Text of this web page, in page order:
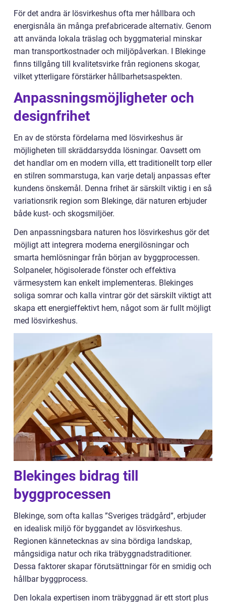
För det andra är lösvirkeshus ofta mer hållbara och
energisnåla än många prefabricerade alternativ. Genom
att använda lokala träslag och byggmaterial minskar
man transportkostnader och miljöpåverkan. I Blekinge
finns tillgång till kvalitetsvirke från regionens skogar,
vilket ytterligare förstärker hållbarhetsaspekten.
Anpassningsmöjligheter och
designfrihet
En av de största fördelarna med lösvirkeshus är
möjligheten till skräddarsydda lösningar. Oavsett om
det handlar om en modern villa, ett traditionellt torp eller
en stilren sommarstuga, kan varje detalj anpassas efter
kundens önskemål. Denna frihet är särskilt viktig i en så
variationsrik region som Blekinge, där naturen erbjuder
både kust- och skogsmiljöer.
Den anpassningsbara naturen hos lösvirkeshus gör det
möjligt att integrera moderna energilösningar och
smarta hemlösningar från början av byggprocessen.
Solpaneler, högisolerade fönster och effektiva
värmesystem kan enkelt implementeras. Blekinges
soliga somrar och kalla vintrar gör det särskilt viktigt att
skapa ett energieffektivt hem, något som är fullt möjligt
med lösvirkeshus.
Blekinges bidrag till
byggprocessen
Blekinge, som ofta kallas ”Sveriges trädgård”, erbjuder
en idealisk miljö för byggandet av lösvirkeshus.
Regionen kännetecknas av sina bördiga landskap,
mångsidiga natur och rika träbyggnadstraditioner.
Dessa faktorer skapar förutsättningar för en smidig och
hållbar byggprocess.
Den lokala expertisen inom träbyggnad är ett stort plus